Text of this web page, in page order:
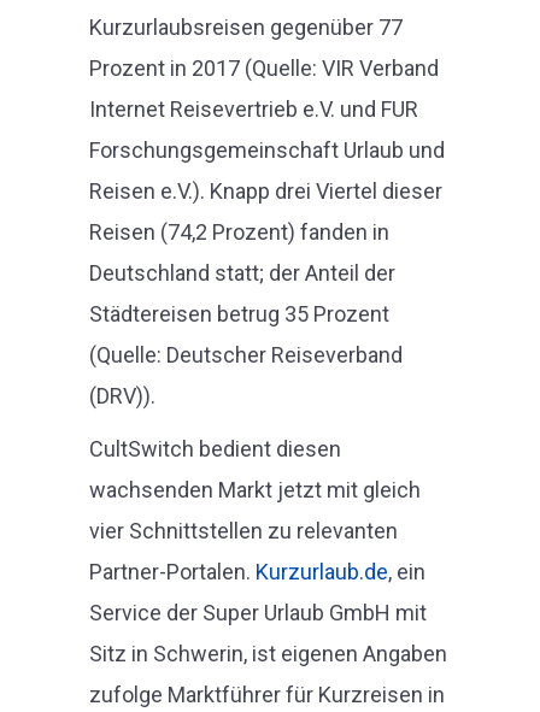
Kurzurlaubsreisen gegenüber 77
Prozent in 2017 (Quelle: VIR Verband
Internet Reisevertrieb e.V. und FUR
Forschungsgemeinschaft Urlaub und
Reisen e.V.). Knapp drei Viertel dieser
Reisen (74,2 Prozent) fanden in
Deutschland statt; der Anteil der
Städtereisen betrug 35 Prozent
(Quelle: Deutscher Reiseverband
(DRV)).
CultSwitch bedient diesen
wachsenden Markt jetzt mit gleich
vier Schnittstellen zu relevanten
Partner-Portalen. Kurzurlaub.de, ein
Service der Super Urlaub GmbH mit
Sitz in Schwerin, ist eigenen Angaben
zufolge Marktführer für Kurzreisen in